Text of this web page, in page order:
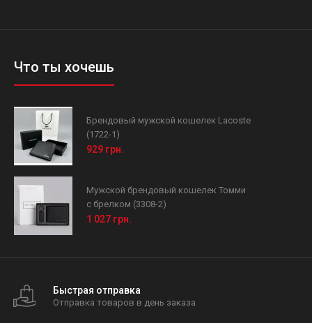
Что ты хочешь
Брендовый мужской кошелек Lacoste
(1722-1)
929 грн.
Мужской брендовый кошелек Томми
с брелком (3308-2)
1 027 грн.
Быстрая отправка
Отправка товаров в день заказа